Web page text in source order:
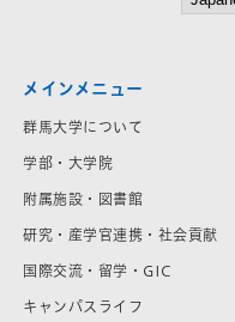
メインメニュー
群馬大学について
学部・大学院
附属施設・図書館
研究・産学官連携・社会貢献
国際交流・留学・GIC
キャンパスライフ